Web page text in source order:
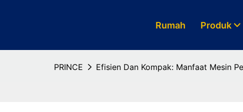
Rumah Produk
PRINCE Efisien Dan Kompak: Manfaat Mesin